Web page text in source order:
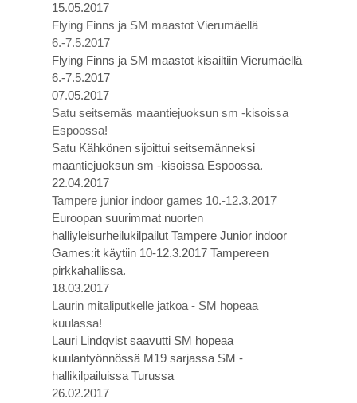
15.05.2017
Flying Finns ja SM maastot Vierumäellä
6.-7.5.2017
Flying Finns ja SM maastot kisailtiin Vierumäellä
6.-7.5.2017
07.05.2017
Satu seitsemäs maantiejuoksun sm -kisoissa
Espoossa!
Satu Kähkönen sijoittui seitsemänneksi
maantiejuoksun sm -kisoissa Espoossa.
22.04.2017
Tampere junior indoor games 10.-12.3.2017
Euroopan suurimmat nuorten
halliyleisurheilukilpailut Tampere Junior indoor
Games:it käytiin 10-12.3.2017 Tampereen
pirkkahallissa.
18.03.2017
Laurin mitaliputkelle jatkoa - SM hopeaa
kuulassa!
Lauri Lindqvist saavutti SM hopeaa
kuulantyönnössä M19 sarjassa SM -
hallikilpailuissa Turussa
26.02.2017